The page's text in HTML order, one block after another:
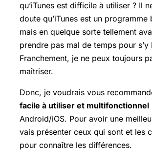
qu’iTunes est difficile à utiliser ? Il
doute qu’iTunes est un programme
mais en quelque sorte tellement
prendre pas mal de temps pour s’y
Franchement, je ne peux toujours
maîtriser.
Donc, je voudrais vous
facile à utiliser et multifonctionnel
Android/iOS. Pour avoir une
vais présenter ceux qui sont et les
pour connaître les différences.